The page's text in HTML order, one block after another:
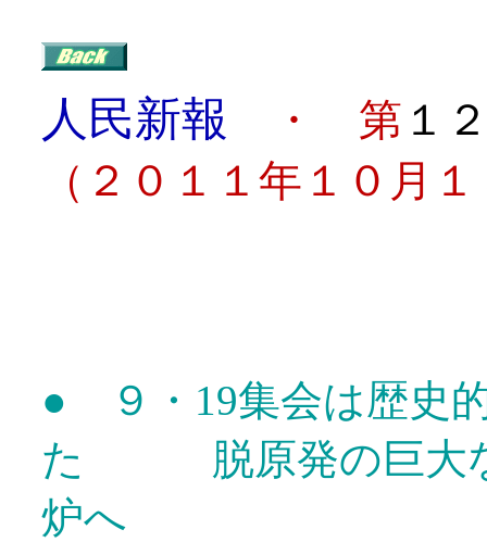
人民新報 ・ 第 １
（２０１１年１０月
● ９・19集会は歴史
た 脱原発の巨大な
炉へ